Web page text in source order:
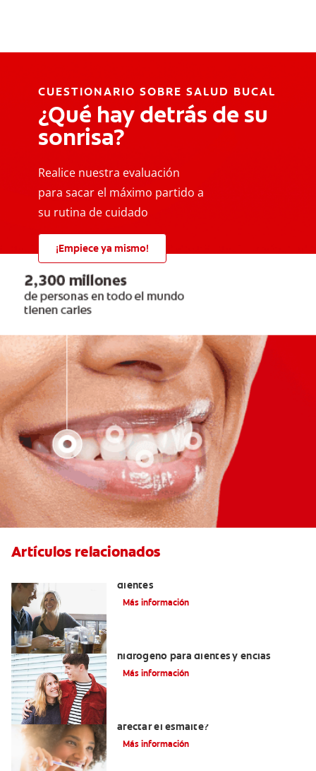
CUESTIONARIO SOBRE SALUD BUCAL
¿Qué hay detrás de su
sonrisa?
Realice nuestra evaluación
para sacar el máximo partido a
su rutina de cuidado
¡Empiece ya mismo!
Artículos relacionados
dientes
Más información
hidrógeno para dientes y encías
Más información
afectar el esmalte?
Más información